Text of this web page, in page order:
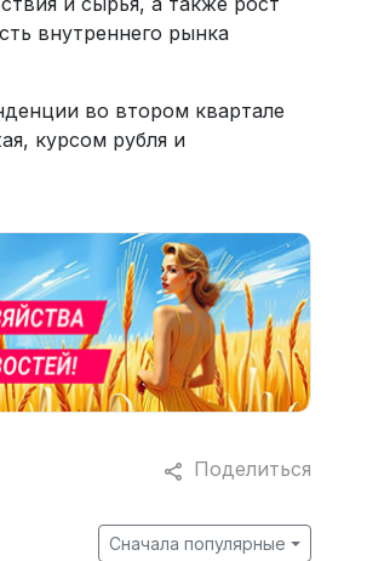
внутреннего рынка
во втором квартале
курсом рубля и
Поделиться
Сначала популярные